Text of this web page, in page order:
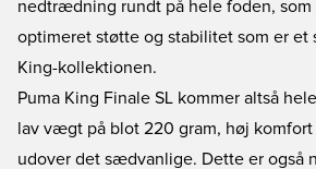
nedtrædning rundt på hele foden, som
optimeret støtte og stabilitet som er et
King-kollektionen.
Puma King Finale SL kommer altså
lav vægt på blot 220 gram, høj
udover det sædvanlige. Dette er også